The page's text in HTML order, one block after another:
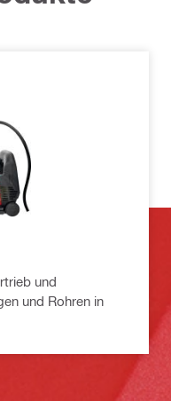
und
und Rohren in